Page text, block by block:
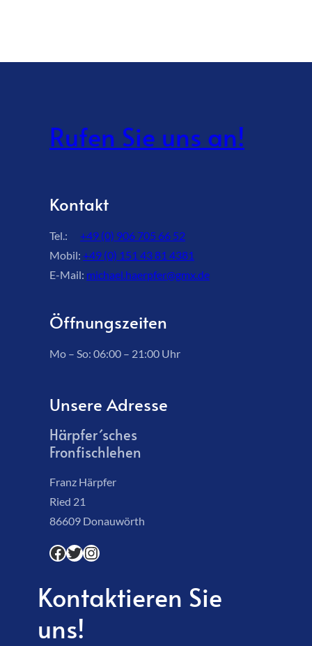
Rufen Sie uns an!
Kontakt
Tel.: +49 (0) 906 705 66 52
Mobil: +49 (0) 151 43 81 4381
E-Mail: michael.haerpfer@gmx.de
Öffnungszeiten
Mo – So: 06:00 – 21:00 Uhr
Unsere Adresse
Härpfer´sches
Fronfischlehen
Franz Härpfer
Ried 21
86609 Donauwörth
Facebook
Twitter
Instagram
Kontaktieren Sie
uns!